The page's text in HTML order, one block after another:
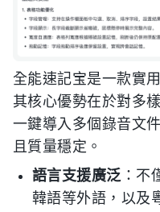
全能速記宝是一款實
其核心優勢在於對多
一鍵導入多個錄音文
且質量穩定。
語言支援廣泛：不
韓語等外語，以及